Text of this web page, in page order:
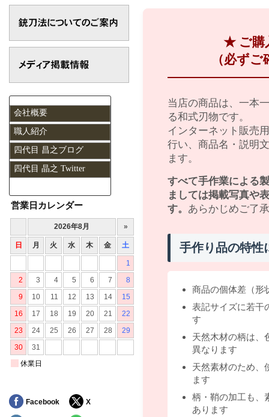
★ ご購
（必ず
当店の商品は、一本
る和式刃物です。
インターネット販売
行い、商品名・説明
ます。
すべて手作業による
ましては掲載写真や
す。 あらかじめご了
手作り品の特性
商品の個体差（形
表記サイズに若干
す
天然木材の柄は、
異なります
天然素材のため、
ます
柄・鞘の加工も、
あります
会社概要
職人紹介
四代目 昌之ブログ
四代目 晶之 Twitter
営業日カレンダー
Facebook X